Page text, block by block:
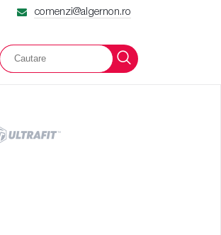
comenzi@algernon.ro